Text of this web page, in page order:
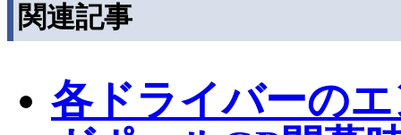
関連記事
各ドライバーの